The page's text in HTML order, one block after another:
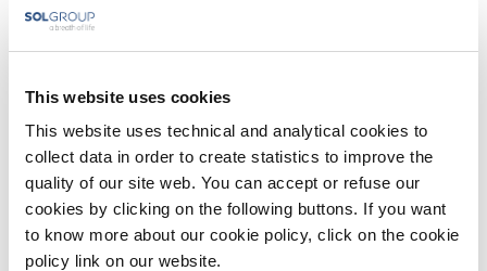
This website uses cookies
This website uses technical and analytical cookies to
collect data in order to create statistics to improve the
quality of our site web. You can accept or refuse our
cookies by clicking on the following buttons. If you want
to know more about our cookie policy, click on the cookie
policy link on our website.
anche nell’olio di lino, nelle noci e nei semi di chia, o più
semplicemente nell’olio extravergine di oliva.
Riduci invece glizuccheri semplici
dolci e nelle bevande gassate. Oltre che fornire un’elevata
quantità di calorie (che incidono sul peso), provocano picchi
glicemici, soprattutto se consumati a stomaco vuoto. Meglio
scegliere carboidrati complessi come pasta, pane integrali e
riso.